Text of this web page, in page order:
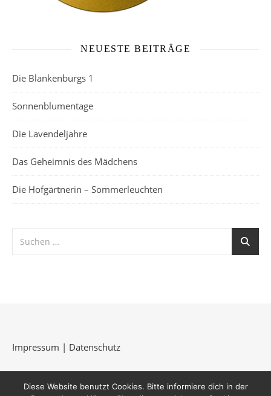
NEUESTE BEITRÄGE
Die Blankenburgs 1
Sonnenblumentage
Die Lavendeljahre
Das Geheimnis des Mädchens
Die Hofgärtnerin – Sommerleuchten
Impressum | Datenschutz
Diese Website benutzt Cookies. Bitte informiere dich in der